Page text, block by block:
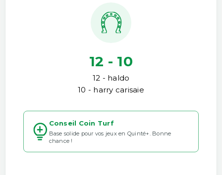
12 - 10
12 - haldo
10 - harry carisaie
Conseil Coin Turf
Base solide pour vos jeux en Quinté+. Bonne
chance !